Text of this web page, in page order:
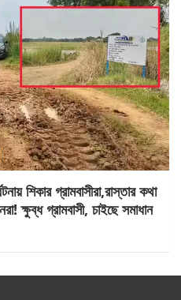
শিকার গ্রামবাসীরা,রাস্তার কথা
ক্ষুব্ধ গ্রামবাসী, চাইছে সমাধান